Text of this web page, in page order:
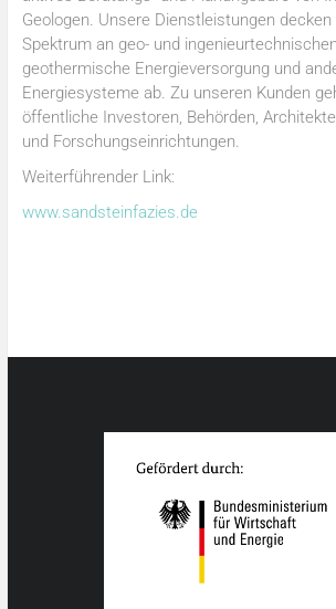
Geologen. Unsere Dienstleistungen
Spektrum an geo- und
geothermische Energieversorgung und
Energiesysteme ab. Zu unseren Kunden
öffentliche Investoren, Behörden,
und Forschungseinrichtungen.
Weiterführender Link:
www.sandsteinfazies.de